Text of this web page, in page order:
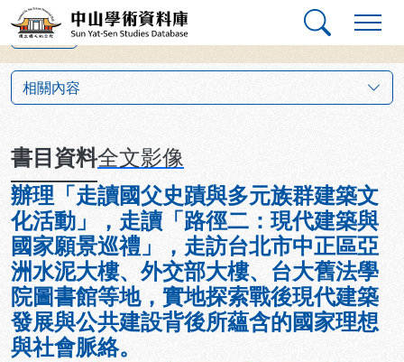
跳到主要內容
中山學術資料庫
上一筆
相關內容
書目資料全文影像
辦理「走讀國父史蹟與多元族群建築文
化活動」，走讀「路徑二：現代建築與
國家願景巡禮」，走訪台北市中正區亞
洲水泥大樓、外交部大樓、台大舊法學
院圖書館等地，實地探索戰後現代建築
發展與公共建設背後所蘊含的國家理想
與社會脈絡。